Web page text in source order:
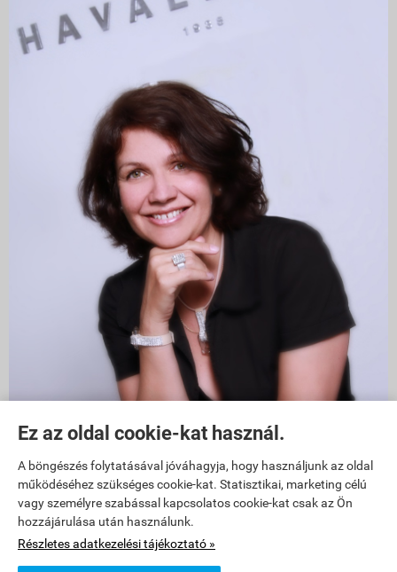
Ez az oldal cookie-kat használ.
A böngészés folytatásával jóváhagyja, hogy használjunk az oldal
működéséhez szükséges cookie-kat. Statisztikai, marketing célú
vagy személyre szabással kapcsolatos cookie-kat csak az Ön
hozzájárulása után használunk.
Részletes adatkezelési tájékoztató »
1011 Budapest, Szilágyi Dezső tér 6
üzlet bejárata a FŐ utca felöl van, Fő utca 29-31 között!
Battyhány tértől 3 perc gyalog a Lánchíd felé, Fő utca 29 és 31-es
szám között.